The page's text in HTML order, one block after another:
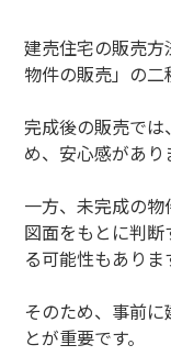
建売住宅の販売
物件の販売」の二
完成後の販売で
め、安心感があり
一方、未完成の
図面をもとに判
る可能性もありま
そのため、事前
とが重要です。